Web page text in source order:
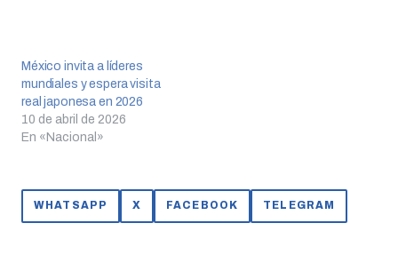
México invita a líderes
mundiales y espera visita
real japonesa en 2026
10 de abril de 2026
En «Nacional»
WHATSAPP X FACEBOOK TELEGRAM